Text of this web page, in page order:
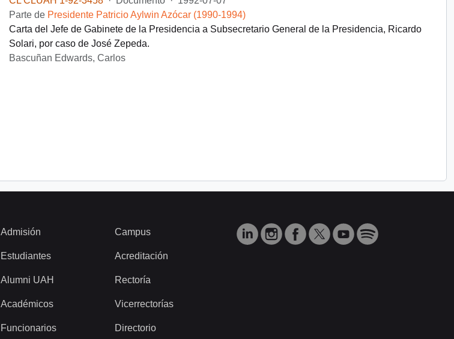
Parte de Presidente Patricio Aylwin Azócar (1990-1994)
Carta del Jefe de Gabinete de la Presidencia a Subsecretario General de la Presidencia, Ricardo
Solari, por caso de José Zepeda.
Bascuñan Edwards, Carlos
Admisión
Estudiantes
Alumni UAH
Académicos
Funcionarios
Campus
Acreditación
Rectoría
Vicerrectorías
Directorio